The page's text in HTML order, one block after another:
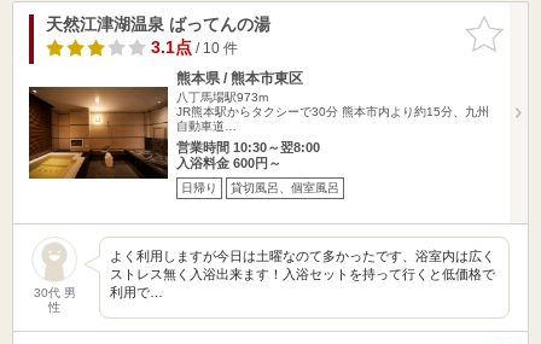
お気に入
りに追加
天然江津湖温泉 ばってんの湯
3.1点/ 10 件
熊本県 / 熊本市東区
八丁馬場駅973m
JR熊本駅からタクシーで30分 熊本市内より約15分、九州
自動車道…
営業時間 10:30～翌8:00
入浴料金 600円～
日帰り 貸切風呂、個室風呂
30代 男
性
よく利用しますが今日は土曜なのて多かったです、浴室内は広く
ストレス無く入浴出来ます！入浴セットを持って行くと低価格で
利用で…